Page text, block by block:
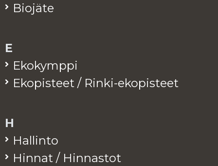
Bio­jä­te
E
Eko­kymp­pi
Eko­pis­teet / Rinki-eko­pis­teet
H
Hal­lin­to
Hin­nat / Hin­nas­tot